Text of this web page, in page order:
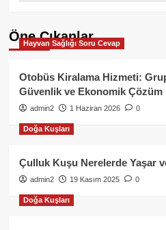
Öne Çıkanlar
Hayvan Sağlığı Soru Cevap
Otobüs Kiralama Hizmeti:
Güvenlik ve Ekonomik Çözüm
admin2 1 Haziran 2026 0
Doğa Kuşları
Çulluk Kuşu Nerelerde Yaşar
admin2 19 Kasım 2025 0
Doğa Kuşları